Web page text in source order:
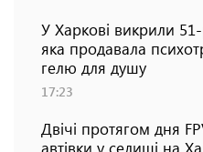
У Харкові викрили
яка продавала
гелю для душу
17:23
Двічі протягом дня
автівки у селищі на